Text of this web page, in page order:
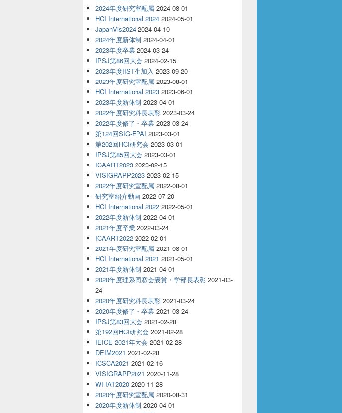
2024年度研究室配属 2024-08-01
HCI International 2024 2024-05-01
JapanVis2024 2024-04-10
2024年度新体制 2024-04-01
2023年度卒業 2024-03-24
IPSJ第86回大会 2024-02-15
2023年度IIST生加入 2023-09-20
2023年度研究室配属 2023-08-01
HCI International 2023 2023-06-01
2023年度新体制 2023-04-01
2022年度研究科長表彰 2023-03-24
2022年度修了・卒業 2023-03-24
第124回SIG-FPAI 2023-03-01
第202回HCI研究会 2023-03-01
IPSJ第85回大会 2023-03-01
ICAART2023 2023-02-15
VISIGRAPP2023 2023-02-15
2022年度研究室配属 2022-08-01
研究室紹介動画 2022-07-20
HCI International 2022 2022-05-01
2022年度新体制 2022-04-01
2021年度卒業 2022-03-24
ICAART2022 2022-02-01
2021年度研究室配属 2021-08-01
HCI International 2021 2021-05-01
2021年度新体制 2021-04-01
2020年度理系同窓会褒賞・学部長表彰 2021-03-
24
2020年度研究科長表彰 2021-03-24
2020年度修了・卒業 2021-03-24
IPSJ第83回大会 2021-02-28
第192回HCI研究会 2021-02-28
IEICE 2021年大会 2021-02-28
DEIM2021 2021-02-28
ICSCA2021 2021-02-16
VISIGRAPP2021 2020-11-28
WI-IAT2020 2020-11-28
2020年度研究室配属 2020-08-31
2020年度新体制 2020-04-01